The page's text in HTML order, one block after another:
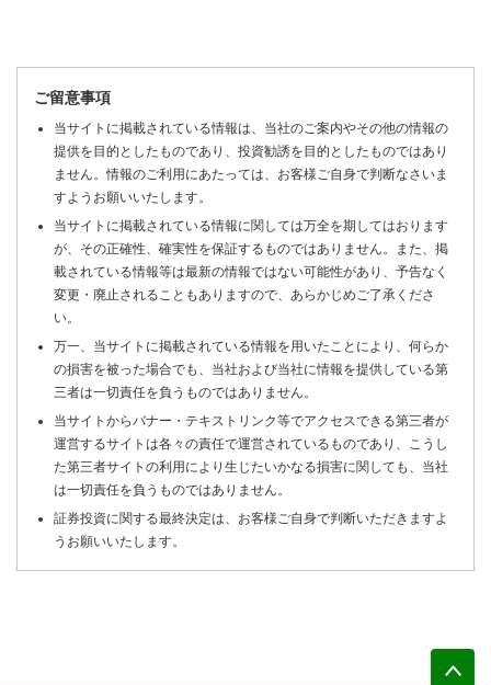
ご留意事項
当サイトに掲載されている情報は、当社のご案内やその他の情報の
提供を目的としたものであり、投資勧誘を目的としたものではあり
ません。情報のご利用にあたっては、お客様ご自身で判断なさいま
すようお願いいたします。
当サイトに掲載されている情報に関しては万全を期してはおります
が、その正確性、確実性を保証するものではありません。また、掲
載されている情報等は最新の情報ではない可能性があり、予告なく
変更・廃止されることもありますので、あらかじめご了承くださ
い。
万一、当サイトに掲載されている情報を用いたことにより、何らか
の損害を被った場合でも、当社および当社に情報を提供している第
三者は一切責任を負うものではありません。
当サイトからバナー・テキストリンク等でアクセスできる第三者が
運営するサイトは各々の責任で運営されているものであり、こうし
た第三者サイトの利用により生じたいかなる損害に関しても、当社
は一切責任を負うものではありません。
証券投資に関する最終決定は、お客様ご自身で判断いただきますよ
うお願いいたします。